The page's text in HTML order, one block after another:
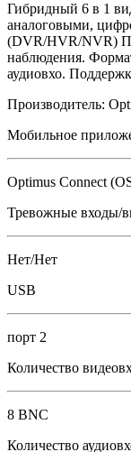
Гибридный 6 в 1
аналоговыми,
(DVR/HVR/NVR)
наблюдения.
аудиовхо.
Производитель:
Мобильное
Optimus Connect
Тревожные входы/
Нет/Нет
USB
порт 2
Количество
8 BNC
Количество